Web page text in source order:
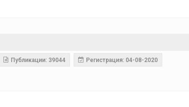
Публикации: 39044 Регистрация: 04-08-2020